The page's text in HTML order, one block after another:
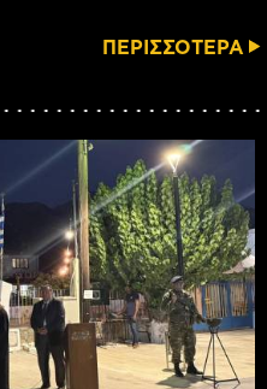
ΠΕΡΙΣΣΟΤΕΡΑ